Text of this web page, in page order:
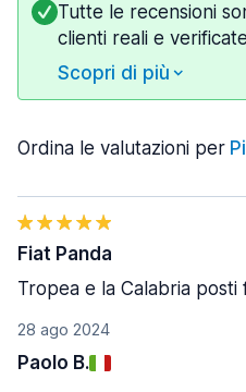
Tutte le recensioni
clienti reali e
Scopri di più
Ordina le valutazioni per
28 ago 2024
Paolo B.
Fiat Panda
Tropea e la Calabria posti